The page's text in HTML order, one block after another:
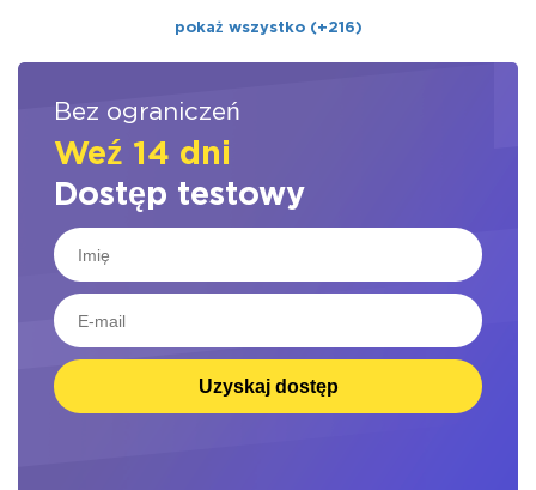
pokaż wszystko (+216)
Bez ograniczeń
Weź 14 dni
Dostęp testowy
Uzyskaj dostęp